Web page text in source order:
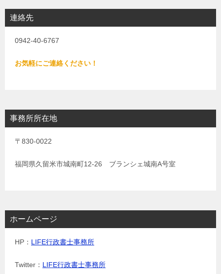
連絡先
0942-40-6767
お気軽にご連絡ください！
事務所所在地
〒830-0022
福岡県久留米市城南町12-26 ブランシェ城南A号室
ホームページ
HP： LIFE行政書士事務所
Twitter： LIFE行政書士事務所